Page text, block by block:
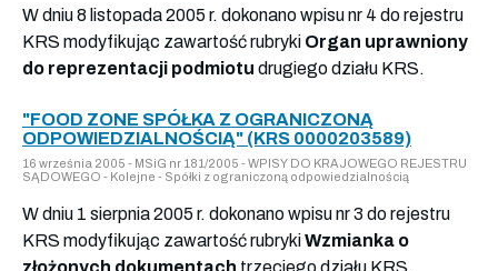
W dniu 8 listopada 2005 r. dokonano wpisu nr 4 do rejestru
KRS modyfikując zawartość rubryki Organ uprawniony
do reprezentacji podmiotu drugiego działu KRS.
"FOOD ZONE SPÓŁKA Z OGRANICZONĄ
ODPOWIEDZIALNOŚCIĄ" (KRS 0000203589)
16 września 2005 - MSiG nr 181/2005 - WPISY DO KRAJOWEGO REJESTRU
SĄDOWEGO - Kolejne - Spółki z ograniczoną odpowiedzialnością
W dniu 1 sierpnia 2005 r. dokonano wpisu nr 3 do rejestru
KRS modyfikując zawartość rubrykiWzmianka o
złożonych dokumentach trzeciego działu KRS.